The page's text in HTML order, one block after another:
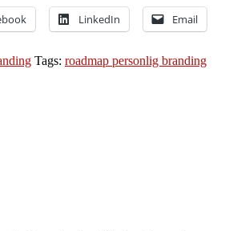
LinkedIn Email
Tags: roadmap personlig branding